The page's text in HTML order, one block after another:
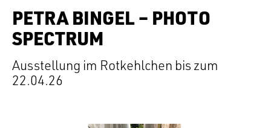
PETRA BINGEL – PHOTO
SPECTRUM
Ausstellung im Rotkehlchen bis zum
22.04.26